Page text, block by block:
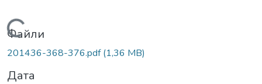
Вантажиться...
Файли
201436-368-376.pdf(1,36 MB)
Дата